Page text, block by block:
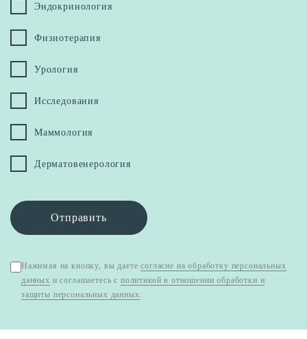
Эндокринология
Физиотерапия
Урология
Исследования
Маммология
Дерматовенерология
Отправить
Нажимая на кнопку, вы даетесогласие на обработку персональных
данных и соглашаетесь с политикой в отношении обработки и
защиты персональных данных